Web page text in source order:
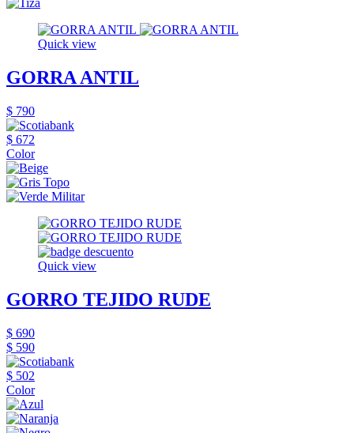
Quick view
GORRA ANTIL
$ 790
$ 672
Color
Quick view
GORRO TEJIDO RUDE
$ 690
$ 590
$ 502
Color